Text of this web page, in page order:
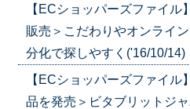
【ECショッパーズファイ
販売＞こだわりやオンライ
分化で探しやすく('16/10/14)
【ECショッパーズファイ
品を発売＞ビタブリットジ